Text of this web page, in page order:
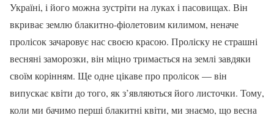
Україні, і його можна зустріти на луках і пасовищах. Він
вкриває землю блакитно-фіолетовим килимом, неначе
пролісок зачаровує нас своєю красою. Проліску не страшні
весняні заморозки, він міцно тримається на землі завдяки
своїм корінням. Ще одне цікаве про пролісок — він
випускає квіти до того, як з’являються його листочки. Тому,
коли ми бачимо перші блакитні квіти, ми знаємо, що весна